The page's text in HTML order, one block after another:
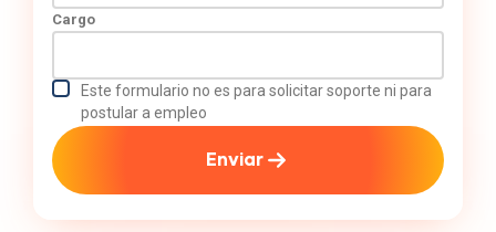
Cargo
Este formulario no es para solicitar soporte ni para
postular a empleo
Enviar